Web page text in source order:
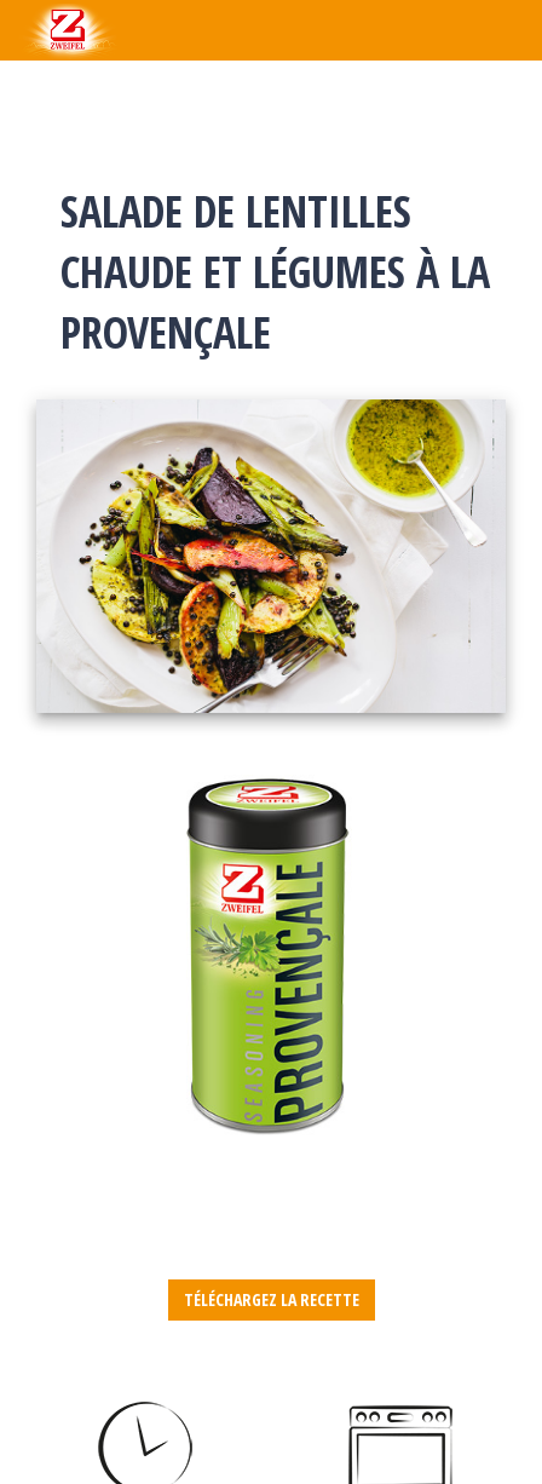
SALADE DE LENTILLES
CHAUDE ET LÉGUMES À LA
PROVENÇALE
TÉLÉCHARGEZ LA RECETTE